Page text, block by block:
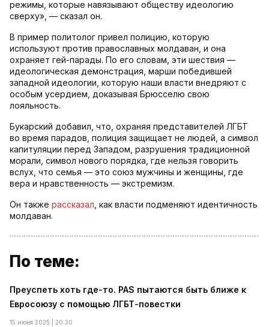
режимы, которые навязывают обществу идеологию
сверху», — сказал он.
В пример политолог привел полицию, которую
используют против православных молдаван, и она
охраняет гей-парады. По его словам, эти шествия —
идеологическая демонстрация, марши победившей
западной идеологии, которую наши власти внедряют с
особым усердием, доказывая Брюсселю свою
лояльность.
Букарский добавил, что, охраняя представителей ЛГБТ
во время парадов, полиция защищает не людей, а символ
капитуляции перед Западом, разрушения традиционной
морали, символ нового порядка, где нельзя говорить
вслух, что семья — это союз мужчины и женщины, где
вера и нравственность — экстремизм.
Он также рассказал , как власти подменяют идентичность
молдаван.
По теме:
Преуспеть хоть где-то. PAS пытаются быть ближе к
Евросоюзу с помощью ЛГБТ-повестки
15 июня 2025 | 20:30